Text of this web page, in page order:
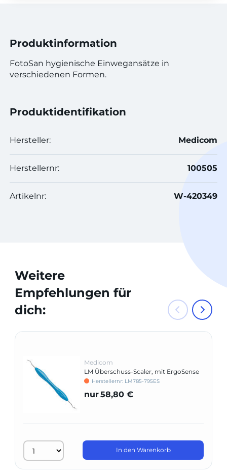
Produktinformation
FotoSan hygienische Einwegansätze in
verschiedenen Formen.
Produktidentifikation
Hersteller: Medicom
Herstellernr: 100505
Artikelnr: W-420349
Weitere
Empfehlungen für
dich:
Medicom
LM Überschuss-Scaler, mit ErgoSense
GriffHerstellernr: LM785-795ES
nur58,80 €
In den Warenkorb